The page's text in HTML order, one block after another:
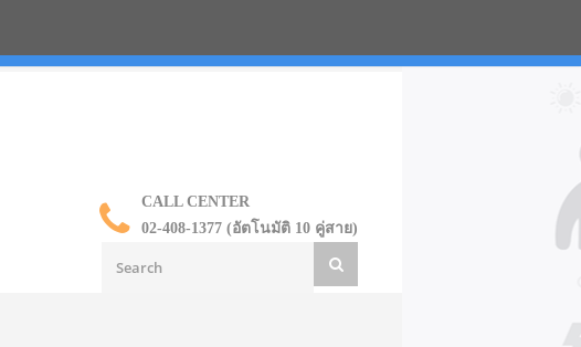
CALL CENTER
02-408-1377 (อัตโนมัติ 10 คู่สาย)
กลับด้าน ราคาส่ง